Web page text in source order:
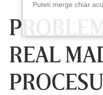
REAL
Puteti merge chiar